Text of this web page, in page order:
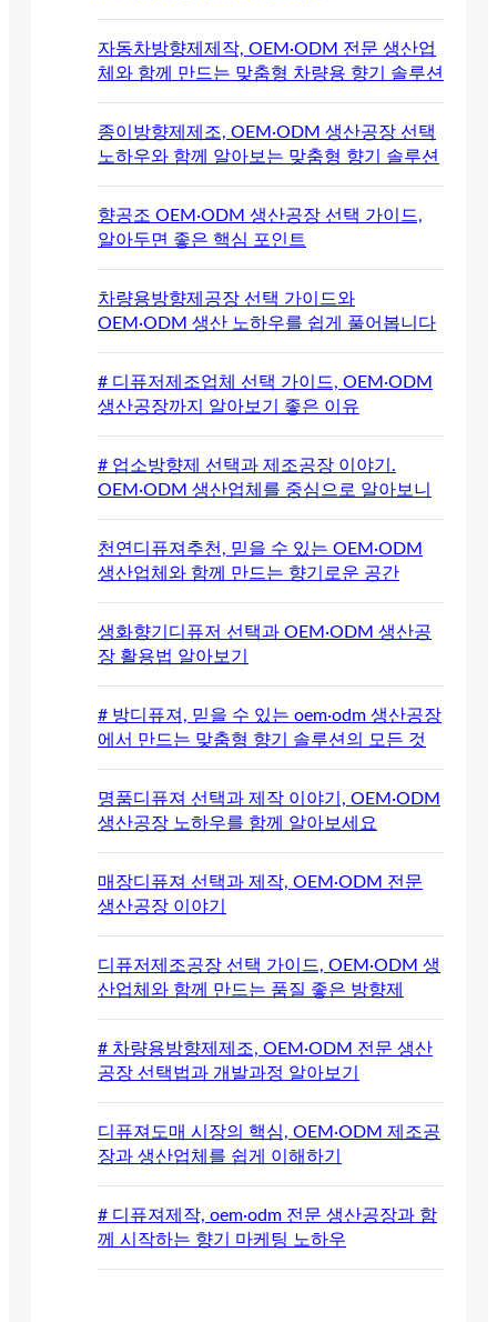
자동차방향제제작, OEM·ODM 전문 생산업
체와 함께 만드는 맞춤형 차량용 향기 솔루션
종이방향제제조, OEM·ODM 생산공장 선택
노하우와 함께 알아보는 맞춤형 향기 솔루션
향공조 OEM·ODM 생산공장 선택 가이드,
알아두면 좋은 핵심 포인트
차량용방향제공장 선택 가이드와
OEM·ODM 생산 노하우를 쉽게 풀어봅니다
# 디퓨저제조업체 선택 가이드, OEM·ODM
생산공장까지 알아보기 좋은 이유
# 업소방향제 선택과 제조공장 이야기.
OEM·ODM 생산업체를 중심으로 알아보니
천연디퓨져추천, 믿을 수 있는 OEM·ODM
생산업체와 함께 만드는 향기로운 공간
생화향기디퓨저 선택과 OEM·ODM 생산공
장 활용법 알아보기
# 방디퓨져, 믿을 수 있는 oem·odm 생산공장
에서 만드는 맞춤형 향기 솔루션의 모든 것
명품디퓨져 선택과 제작 이야기, OEM·ODM
생산공장 노하우를 함께 알아보세요
매장디퓨져 선택과 제작, OEM·ODM 전문
생산공장 이야기
디퓨저제조공장 선택 가이드, OEM·ODM 생
산업체와 함께 만드는 품질 좋은 방향제
# 차량용방향제제조, OEM·ODM 전문 생산
공장 선택법과 개발과정 알아보기
디퓨져도매 시장의 핵심, OEM·ODM 제조공
장과 생산업체를 쉽게 이해하기
# 디퓨져제작, oem·odm 전문 생산공장과 함
께 시작하는 향기 마케팅 노하우